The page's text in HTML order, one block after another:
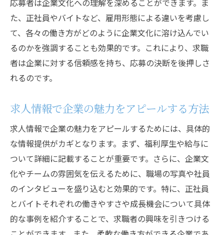
応募者は企業文化への理解を深めることができます。ま
た、正社員やバイトなど、雇用形態による違いを考慮し
て、各々の働き方がどのように企業文化に溶け込んでい
るのかを強調することも効果的です。これにより、求職
者は企業に対する信頼感を持ち、応募の決断を後押しさ
れるのです。
求人情報で企業の魅力をアピールする方法
求人情報で企業の魅力をアピールするためには、具体的
な情報提供がカギとなります。まず、福利厚生や給与に
ついて詳細に記載することが重要です。さらに、企業文
化やチームの雰囲気を伝えるために、職場の写真や社員
のインタビューを盛り込むと効果的です。特に、正社員
とバイトそれぞれの働きやすさや成長機会について具体
的な事例を紹介することで、求職者の興味を引きつける